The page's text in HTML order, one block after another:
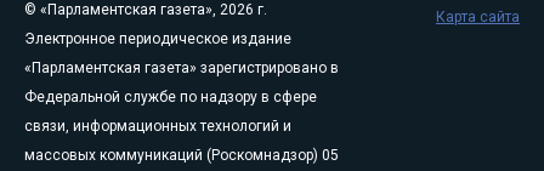
© «Парламентская газета», 2026 г.
Электронное периодическое издание
«Парламентская газета» зарегистрировано в
Федеральной службе по надзору в сфере
связи, информационных технологий и
массовых коммуникаций (Роскомнадзор) 05
Карта сайта